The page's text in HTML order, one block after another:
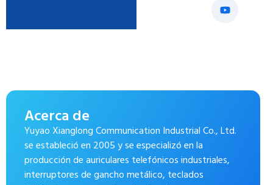
Acerca de
Yuyao Xianglong Communication Industrial Co., Ltd.
se estableció en 2005 y se especializó en la
producción de auriculares telefónicos industriales,
interruptores de gancho metálico, teclados